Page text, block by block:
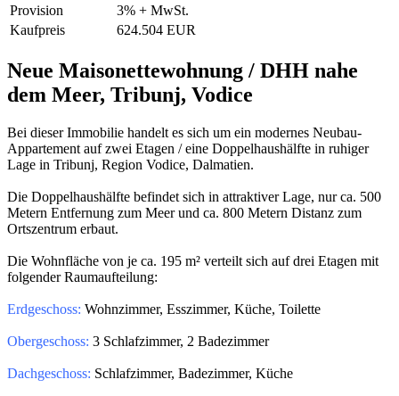
Provision
3% + MwSt.
Kaufpreis
624.504 EUR
Neue Maisonettewohnung / DHH nahe
dem Meer, Tribunj, Vodice
Bei dieser Immobilie handelt es sich um ein modernes Neubau-
Appartement auf zwei Etagen / eine Doppelhaushälfte in ruhiger
Lage in Tribunj, Region Vodice, Dalmatien.
Die Doppelhaushälfte befindet sich in attraktiver Lage, nur ca. 500
Metern Entfernung zum Meer und ca. 800 Metern Distanz zum
Ortszentrum erbaut.
Die Wohnfläche von je ca. 195 m² verteilt sich auf drei Etagen mit
folgender Raumaufteilung:
Erdgeschoss: Wohnzimmer, Esszimmer, Küche, Toilette
Obergeschoss: 3 Schlafzimmer, 2 Badezimmer
Dachgeschoss: Schlafzimmer, Badezimmer, Küche